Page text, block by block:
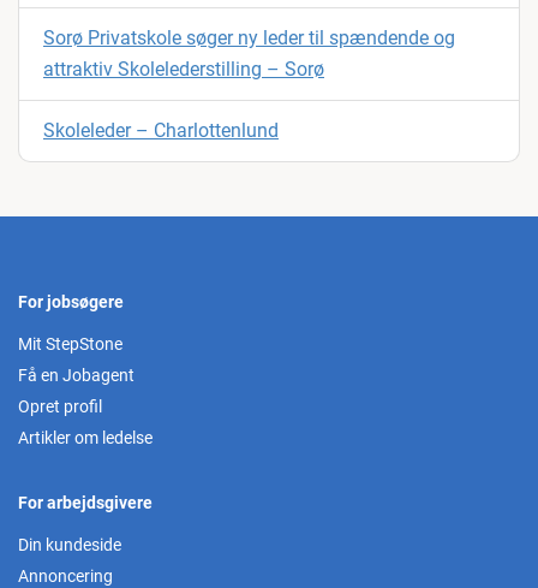
Sorø Privatskole søger ny leder til spændende og
attraktiv Skolelederstilling – Sorø
Skoleleder – Charlottenlund
For jobsøgere
Mit StepStone
Få en Jobagent
Opret profil
Artikler om ledelse
For arbejdsgivere
Din kundeside
Annoncering